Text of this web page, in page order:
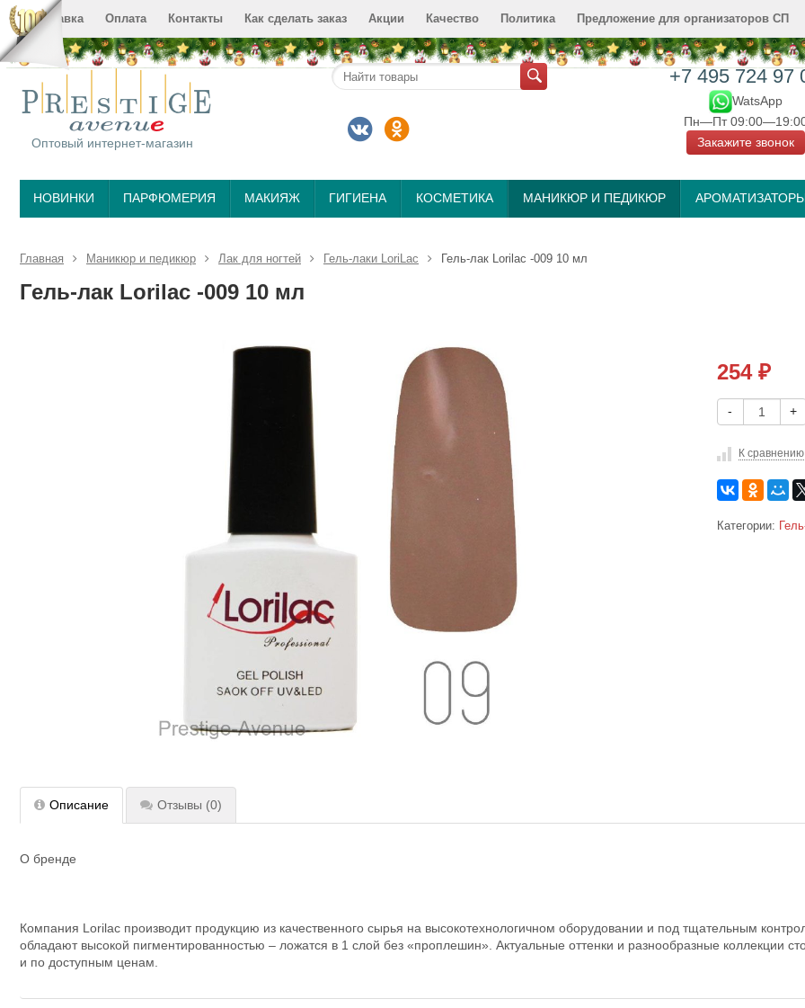
Доставка Оплата Контакты Как сделать заказ Акции Качество Политика Предложение для организаторов СП
Оптовый интернет-магазин
+7 495 724 97
WatsApp
Пн—Пт
Закажите звонок
НОВИНКИ ПАРФЮМЕРИЯ МАКИЯЖ ГИГИЕНА КОСМЕТИКА МАНИКЮР И ПЕДИКЮР
Главная Маникюр и педикюр Лак для ногтей Гель-лаки LoriLac Гель-лак Lorilac -009 10 мл
Гель-лак Lorilac -009 10 мл
254 ₽
- +
К сравнению
Категории:
Описание Отзывы (0)
О бренде
Компания Lorilac производит продукцию из качественного сырья на высокотехнологичном оборудовании и под тщательным
обладают высокой пигментированностью – ложатся в 1 слой без «проплешин». Актуальные оттенки и разнообразные коллекции
и по доступным ценам.